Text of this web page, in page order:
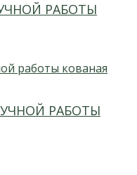
РАБОТЫ
РАБОТЫ